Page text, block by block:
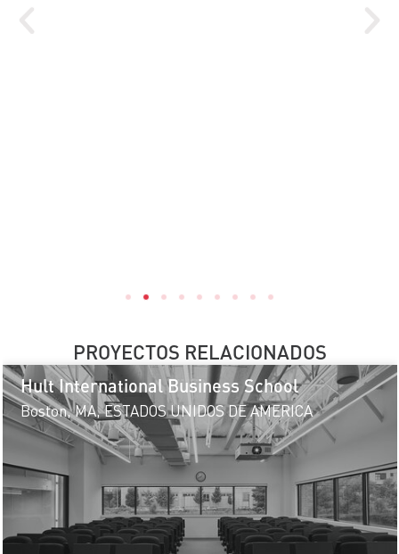
PROYECTOS RELACIONADOS
Hult International Business School
Boston, MA, ESTADOS UNIDOS DE AMERICA